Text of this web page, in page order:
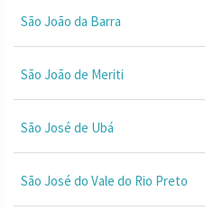
São João da Barra
São João de Meriti
São José de Ubá
São José do Vale do Rio Preto